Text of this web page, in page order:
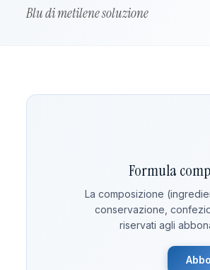
Blu di metilene soluzione
Formula
La composizione
conservazione,
riservati agli